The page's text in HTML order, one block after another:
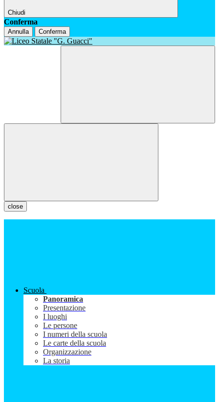
Chiudi
Conferma
Annulla Conferma
close
Scuola
Panoramica
Presentazione
I luoghi
Le persone
I numeri della scuola
Le carte della scuola
Organizzazione
La storia